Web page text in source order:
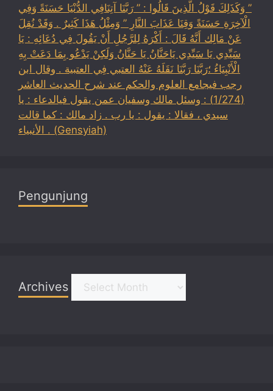
” وَكَذَلِكَ قَوْلُ الَّذِينَ قَالُوا : ” رَبَّنَا آتِنَافِي الدُّنْيَا حَسَنَةً وَفِي
الْآخِرَةِ حَسَنَةً وَقِنَا عَذَابَ النَّارِ ” وَمِثْلُ هَذَا كَثِيرٌ . وَقَدْ نُقِلَ
عَنْ مَالِك أَنَّهُ قَالَ : أَكْرَهُ لِلرَّجُلِ أَنْ يَقُولَ فِي دُعَائِهِ : يَا
سَيِّدِي يَا سَيِّدِي يَاحَنَّانُ يَا حَنَّانُ وَلَكِنْ يَدْعُو بِمَا دَعَتْ بِهِ
الْأَنْبِيَاءُ ؛رَبَّنَا رَبَّنَا نَقَلَهُ عَنْهُ العتبي فِي العتبية . وقال ابن
رجب فيجامع العلوم والحكم عند شرح الحديث العاشر
(1/274) : وسئل مالك وسفيان عمن يقول فيالدعاء : يا
سيدي ، فقالا : يقول : يا رب . زاد مالك : كما قالت
الأنبياء . (Gensyiah)
Pengunjung
Archives Archives